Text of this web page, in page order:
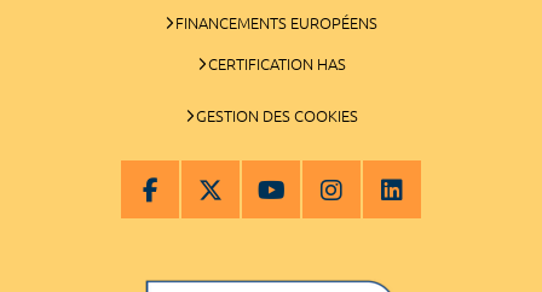
FINANCEMENTS EUROPÉENS
CERTIFICATION HAS
GESTION DES COOKIES